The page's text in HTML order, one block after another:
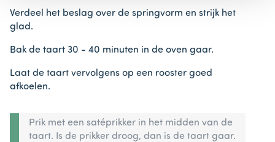
Verdeel het beslag over de springvorm en strijk het
glad.
Bak de taart 30 - 40 minuten in de oven gaar.
Laat de taart vervolgens op een rooster goed
afkoelen.
Prik met een satéprikker in het midden van de
taart. Is de prikker droog, dan is de taart gaar.